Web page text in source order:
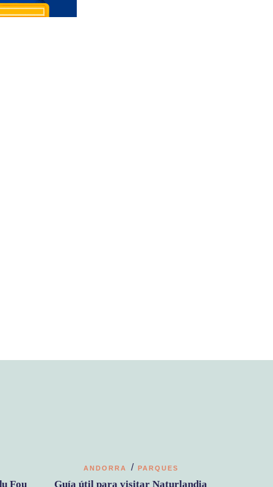
Fou
ANDORRA / PARQUES
Guía útil para visitar Naturlandia